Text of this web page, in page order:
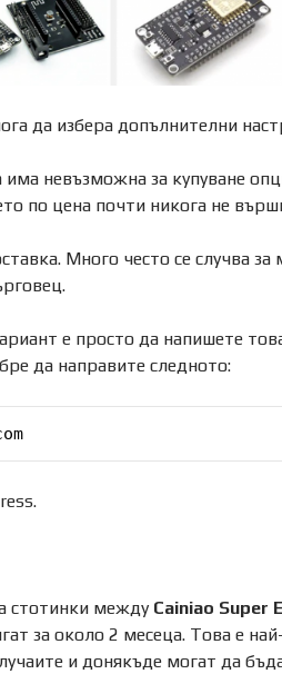
да избера допълнителни
невъзможна за купуване
по цена почти никога не
Много често се случва
е просто да напишете
да направите следното:
стотинки между Cainiao Super
за около 2 месеца. Това е
и донякъде могат да